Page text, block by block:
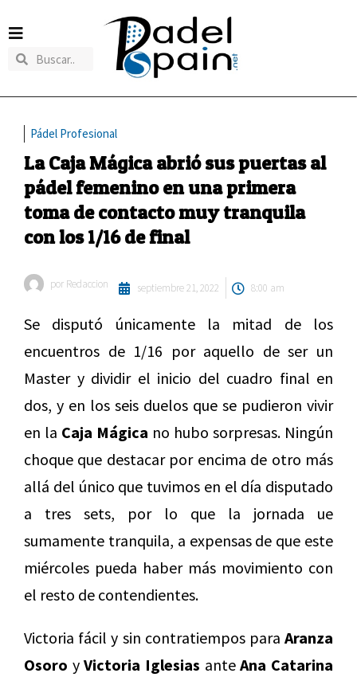
Pádel Profesional
La Caja Mágica abrió sus puertas al
pádel femenino en una primera
toma de contacto muy tranquila
con los 1/16 de final
por Redaccion septiembre 21, 2022 8:00 am
Se disputó únicamente la mitad de los
encuentros de 1/16 por aquello de ser un
Master y dividir el inicio del cuadro final en
dos, y en los seis duelos que se pudieron vivir
en la Caja Mágica no hubo sorpresas. Ningún
choque que destacar por encima de otro más
allá del único que tuvimos en el día disputado
a tres sets, por lo que la jornada ue
sumamente tranquila, a expensas de que este
miércoles pueda haber más movimiento con
el resto de contendientes.
Victoria fácil y sin contratiempos para Aranza
Osoro yVictoria Iglesias anteAna Catarina